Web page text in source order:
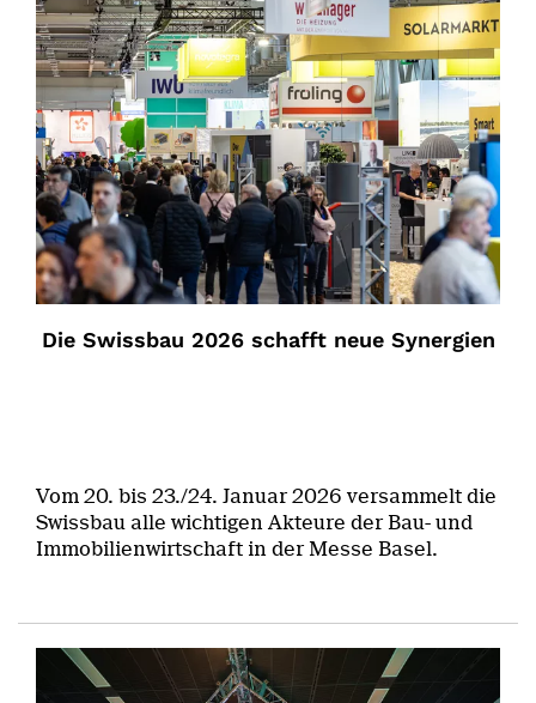
Die Swissbau 2026 schafft neue Synergien
Vom 20. bis 23./24. Januar 2026 versammelt die
Swissbau alle wichtigen Akteure der Bau- und
Immobilienwirtschaft in der Messe Basel.